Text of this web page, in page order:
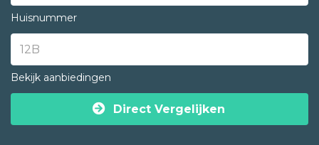
Huisnummer
Bekijk aanbiedingen
Direct Vergelijken